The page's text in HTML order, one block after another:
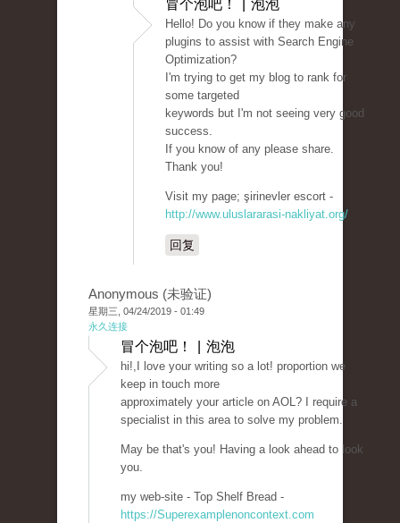
冒个泡吧！ | 泡泡
Hello! Do you know if they make any
plugins to assist with Search Engine
Optimization?
I'm trying to get my blog to rank for
some targeted
keywords but I'm not seeing very good
success.
If you know of any please share.
Thank you!
Visit my page; şirinevler escort -
http://www.uluslararasi-nakliyat.org/
回复
Anonymous (未验证)
星期三, 04/24/2019 - 01:49
永久连接
冒个泡吧！ | 泡泡
hi!,I love your writing so a lot! proportion we
keep in touch more
approximately your article on AOL? I require a
specialist in this area to solve my problem.
May be that's you! Having a look ahead to look
you.
my web-site - Top Shelf Bread -
https://Superexamplenoncontext.com